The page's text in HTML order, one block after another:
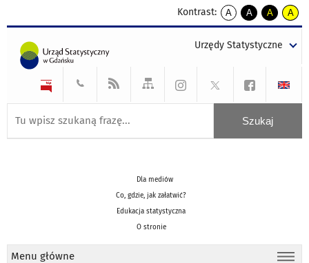
Kontrast:
A
kontrast
A
kontrast
tekst
czarnym
A
kontrast
tekst
czarnym
A
tekst
żółtym
Urzędy Statystyczne
Dla mediów
Co, gdzie, jak załatwić?
Edukacja statystyczna
O stronie
Menu główne